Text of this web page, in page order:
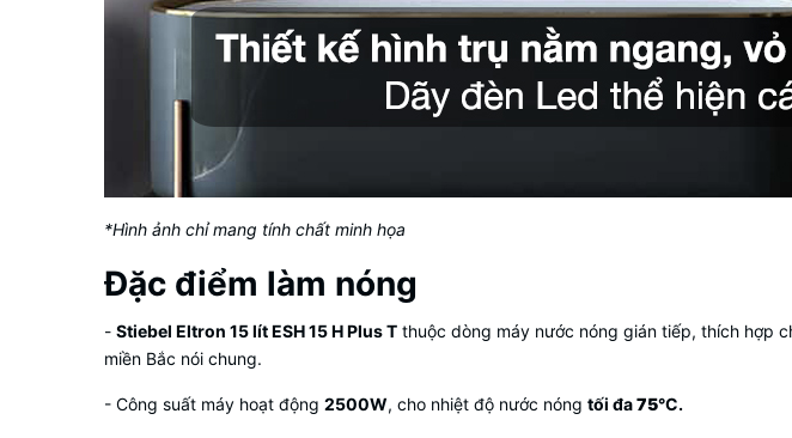
*Hình ảnh chỉ mang tính chất minh họa
Đặc điểm làm nóng
- Stiebel Eltron 15 lít ESH 15 H Plus T thuộc dòng máy nước nóng gián tiếp, thích hợp
miền Bắc nói chung.
- Công suất máy hoạt động 2500W, cho nhiệt độ nước nóng tối đa75°C​.